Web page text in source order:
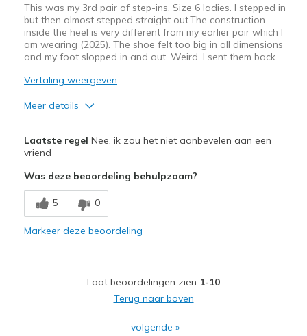
This was my 3rd pair of step-ins. Size 6 ladies. I stepped in
but then almost stepped straight out.The construction
inside the heel is very different from my earlier pair which I
am wearing (2025). The shoe felt too big in all dimensions
and my foot slopped in and out. Weird. I sent them back.
Vertaling weergeven
Meer details
Attractive Design
Stylish
Width
Laatste regel Nee, ik zou het niet aanbevelen aan een
vriend
Was deze beoordeling behulpzaam?
5 0
Markeer deze beoordeling
Laat beoordelingen zien 1-10
Terug naar boven
volgende »